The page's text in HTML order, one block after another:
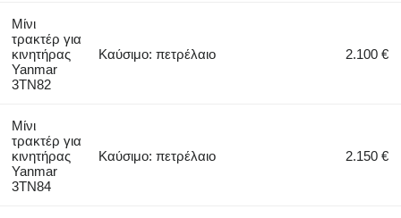
Μίνι
τρακτέρ για
κινητήρας
Yanmar
3TN82
Καύσιμο: πετρέλαιο 2.100 €
Μίνι
τρακτέρ για
κινητήρας
Yanmar
3TN84
Καύσιμο: πετρέλαιο 2.150 €